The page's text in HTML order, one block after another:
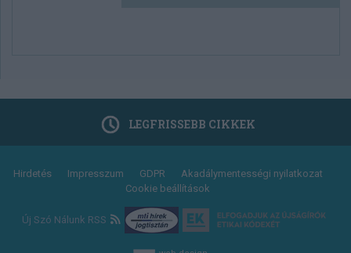
LEGFRISSEBB CIKKEK
Footer
Hirdetés Impresszum GDPR
Akadálymentességi nyilatkozat
Cookie beállítások
Új Szó Nálunk RSS